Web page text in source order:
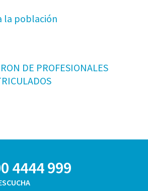
la población
DE PROFESIONALES
4444 999